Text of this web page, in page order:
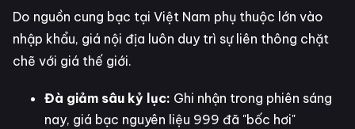
Do nguồn cung bạc tại Việt Nam phụ thuộc lớn vào
nhập khẩu, giá nội địa luôn duy trì sự liên thông chặt
chẽ với giá thế giới.
Đà giảm sâu kỷ lục: Ghi nhận trong phiên sáng
nay, giá bạc nguyên liệu 999 đã "bốc hơi"